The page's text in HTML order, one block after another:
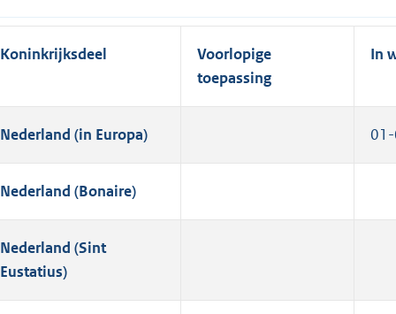
Koninkrijksdeel
Voorlopige
toepassing
In
Nederland (in Europa)
Nederland (Bonaire)
Nederland (Sint
Eustatius)